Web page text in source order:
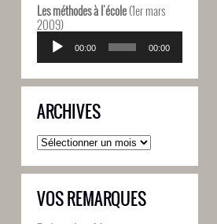
Les méthodes à l'école(1er mars
2009)
Lecteur
audio
00:00 00:00
ARCHIVES
Archives
VOS REMARQUES